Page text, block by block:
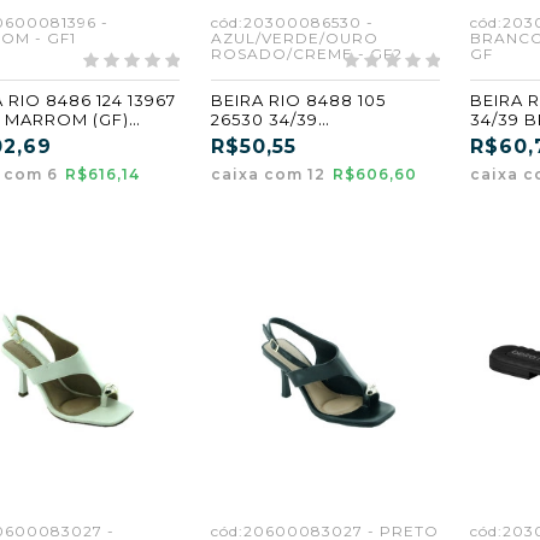
-
- GF1
RIO 8486 124 13967
(GF)
6 R$616,14
cód:20300086530 -
AZUL/VERDE/OURO
ROSADO/CREME - GF2
BEIRA RIO 8488 105
26530 34/39
AZUL/VERDE/OURO
ROSADO/CREME (GF2)
R$50,55
caixa com 12 R$606,60
GF
BEIRA
34/39
526/
caixa
-
cód:20600083027 - PRETO